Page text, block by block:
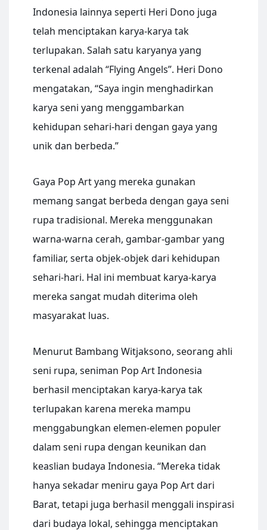
Indonesia lainnya seperti Heri Dono juga
telah menciptakan karya-karya tak
terlupakan. Salah satu karyanya yang
terkenal adalah “Flying Angels”. Heri Dono
mengatakan, “Saya ingin menghadirkan
karya seni yang menggambarkan
kehidupan sehari-hari dengan gaya yang
unik dan berbeda.”
Gaya Pop Art yang mereka gunakan
memang sangat berbeda dengan gaya seni
rupa tradisional. Mereka menggunakan
warna-warna cerah, gambar-gambar yang
familiar, serta objek-objek dari kehidupan
sehari-hari. Hal ini membuat karya-karya
mereka sangat mudah diterima oleh
masyarakat luas.
Menurut Bambang Witjaksono, seorang ahli
seni rupa, seniman Pop Art Indonesia
berhasil menciptakan karya-karya tak
terlupakan karena mereka mampu
menggabungkan elemen-elemen populer
dalam seni rupa dengan keunikan dan
keaslian budaya Indonesia. “Mereka tidak
hanya sekadar meniru gaya Pop Art dari
Barat, tetapi juga berhasil menggali inspirasi
dari budaya lokal, sehingga menciptakan